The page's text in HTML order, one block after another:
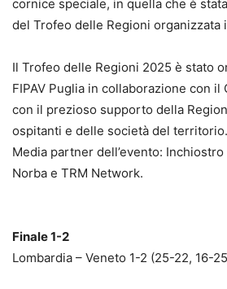
cornice speciale, in quella che è
del Trofeo delle Regioni organizzata
Il Trofeo delle Regioni 2025 è stato
FIPAV Puglia in collaborazione con il
con il prezioso supporto della
ospitanti e delle società del territorio.
Media partner dell’evento: Inchiostro
Norba e TRM Network.
Finale 1-2
Lombardia – Veneto 1-2 (25-22, 16-